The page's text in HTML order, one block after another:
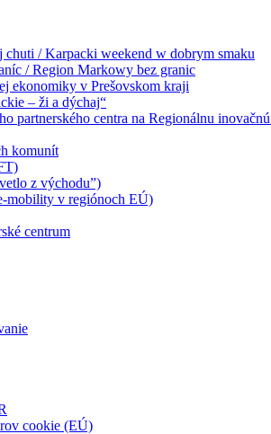
/ Karpacki weekend w dobrym smaku
/ Region Markowy bez granic
ekonomiky v Prešovskom kraji
– ži a dýchaj“
partnerského centra na Regionálnu
komunít
z východu”)
mobility v regiónoch EÚ)
centrum
cookie (EÚ)